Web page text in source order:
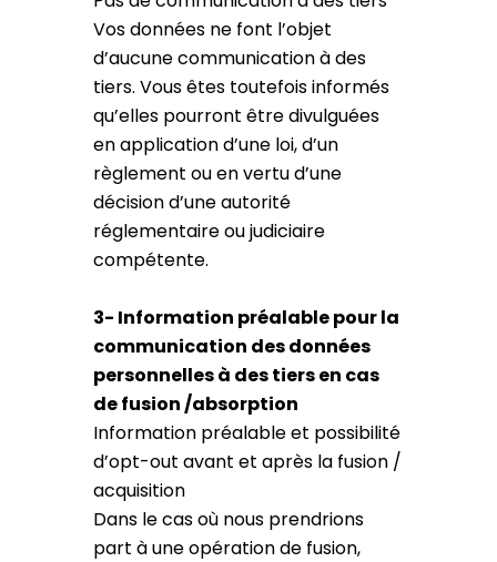
Vos données ne font l’objet
d’aucune communication à des
tiers. Vous êtes toutefois informés
qu’elles pourront être divulguées
en application d’une loi, d’un
règlement ou en vertu d’une
décision d’une autorité
réglementaire ou judiciaire
compétente.
3- Information préalable pour la
communication des données
personnelles à des tiers en cas
de fusion /absorption
Information préalable et possibilité
d’opt-out avant et après la fusion /
acquisition
Dans le cas où nous prendrions
part à une opération de fusion,